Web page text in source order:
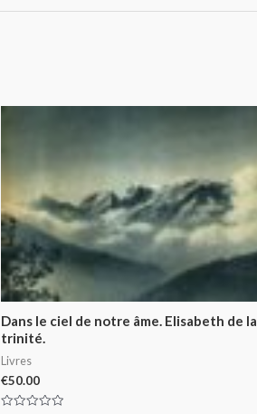
Dans le ciel de notre âme. Elisabeth de la
trinité.
Livres
€50.00